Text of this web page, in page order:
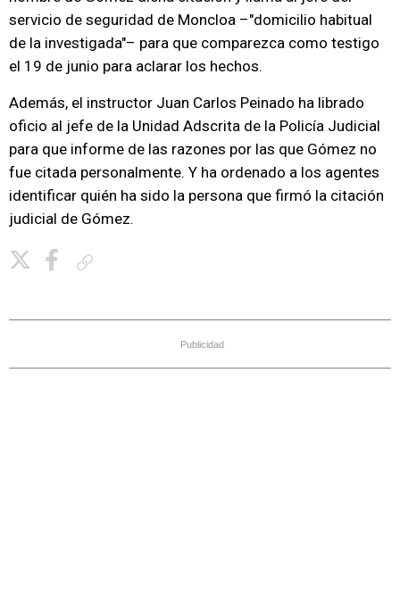
servicio de seguridad de Moncloa –"domicilio habitual
de la investigada"– para que comparezca como testigo
el 19 de junio para aclarar los hechos.
Además, el instructor Juan Carlos Peinado ha librado
oficio al jefe de la Unidad Adscrita de la Policía Judicial
para que informe de las razones por las que Gómez no
fue citada personalmente. Y ha ordenado a los agentes
identificar quién ha sido la persona que firmó la citación
judicial de Gómez.
Publicidad